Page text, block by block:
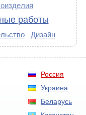
работы
Дизайн
Россия
Украина
Беларусь